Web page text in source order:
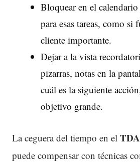
Bloquear en el
para esas tareas, como si
cliente importante.
Dejar a la vista
pizarras, notas en la
cuál es la siguiente
objetivo grande.
La ceguera del tiempo en el
puede compensar con técnicas